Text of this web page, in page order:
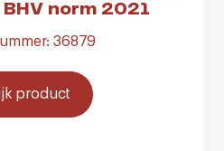
norm 2021
36879
product